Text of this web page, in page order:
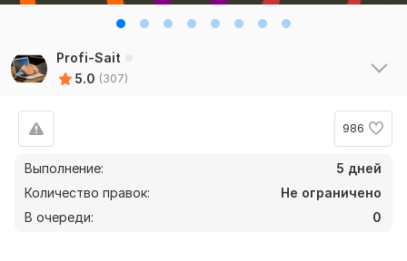
профиле
Profi-Sait
Profi-Sait
5.0 (307)
986
Выполнение:
5 дней
Количество правок:
Не ограничено
В очереди:
0